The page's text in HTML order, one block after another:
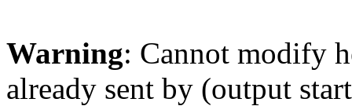
Warning: Cannot modify
already sent by (output